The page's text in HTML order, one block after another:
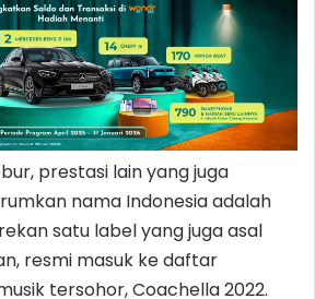
prestasi lain yang juga
nama Indonesia adalah
satu label yang juga asal
resmi masuk ke daftar
tersohor, Coachella 2022.